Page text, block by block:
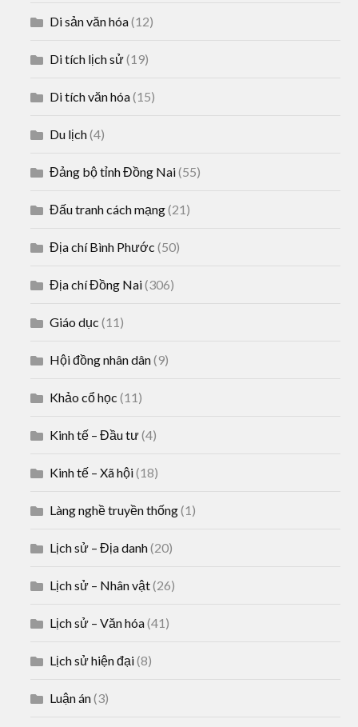
Di sản văn hóa(12)
Di tích lịch sử(19)
Di tích văn hóa(15)
Du lịch(4)
Đảng bộ tỉnh Đồng Nai(55)
Đấu tranh cách mạng(21)
Địa chí Bình Phước (50)
Địa chí Đồng Nai(306)
Giáo dục (11)
Hội đồng nhân dân(9)
Khảo cổ học (11)
Kinh tế – Đầu tư(4)
Kinh tế – Xã hội(18)
Làng nghề truyền thống(1)
Lịch sử – Địa danh(20)
Lịch sử – Nhân vật(26)
Lịch sử – Văn hóa(41)
Lịch sử hiện đại(8)
Luận án(3)